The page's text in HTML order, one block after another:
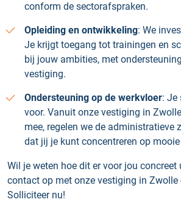
conform de sectorafspraken.
Opleiding en ontwikkeling: We
Je krijgt toegang tot trainingen en
bij jouw ambities, met
vestiging.
Ondersteuning op de werkvloer: Je
voor. Vanuit onze vestiging in
mee, regelen we de administratieve
dat jij je kunt concentreren op
Wil je weten hoe dit er voor jou concreet
contact op met onze vestiging in
Solliciteer nu!